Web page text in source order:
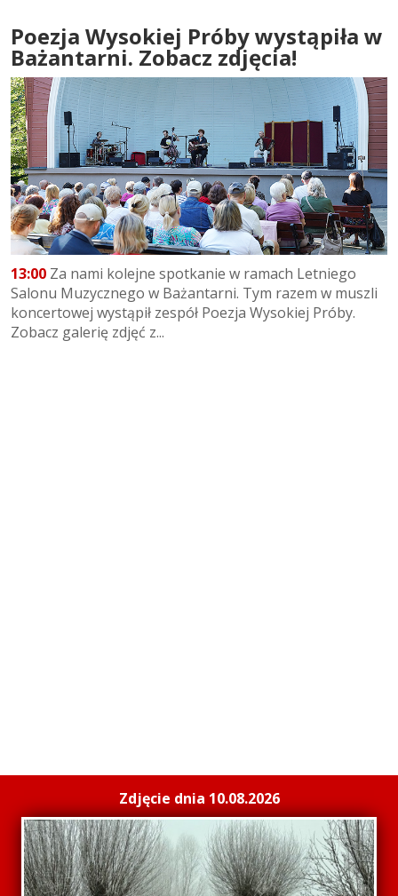
Poezja Wysokiej Próby wystąpiła w
Bażantarni. Zobacz zdjęcia!
13:00 Za nami kolejne spotkanie w ramach Letniego
Salonu Muzycznego w Bażantarni. Tym razem w muszli
koncertowej wystąpił zespół Poezja Wysokiej Próby.
Zobacz galerię zdjęć z...
Zdjęcie dnia 10.08.2026